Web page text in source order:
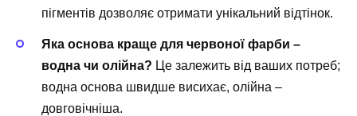
пігментів дозволяє отримати унікальний відтінок.
Яка основа краще для червоної фарби –
водна чи олійна? Це залежить від ваших потреб;
водна основа швидше висихає, олійна –
довговічніша.